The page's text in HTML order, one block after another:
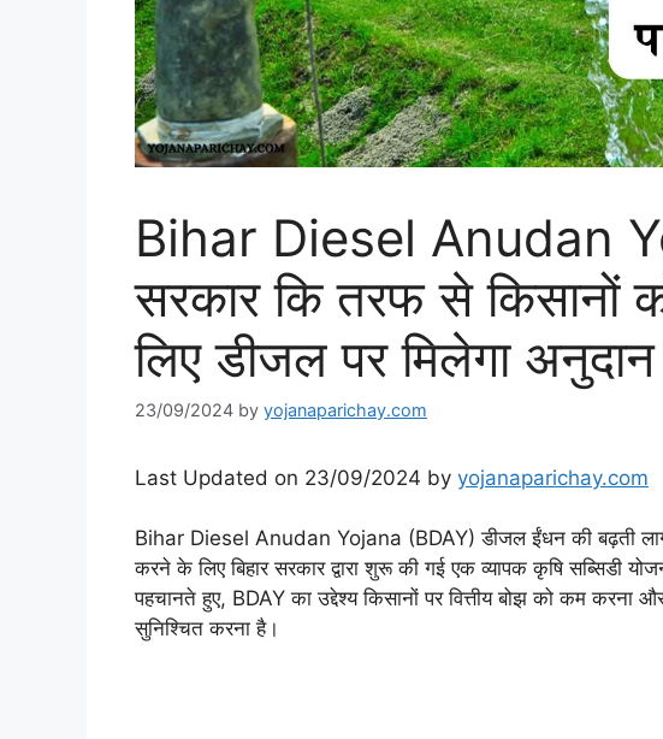
Bihar Diesel Anudan
सरकार कि तरफ से किसानों
लिए डीजल पर मिलेगा अनुदान
23/09/2024 by yojanaparichay.com
Last Updated on 23/09/2024 by yojanaparichay.com
Bihar Diesel Anudan Yojana (BDAY) डीजल ईंधन की बढ़ती
करने के लिए बिहार सरकार द्वारा शुरू की गई एक व्यापक कृषि सब्सिडी
पहचानते हुए, BDAY का उद्देश्य किसानों पर वित्तीय बोझ को कम करना और
सुनिश्चित करना है।